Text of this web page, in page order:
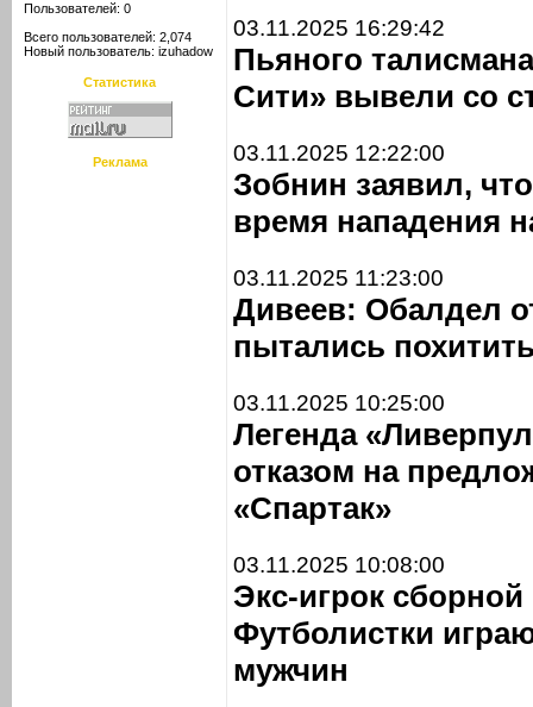
Пользователей: 0
Всего пользователей: 2,074
Новый пользователь: izuhadow
Статистика
Реклама
03.11.2025 16:29:42
Пьяного
Сити» вывели со
03.11.2025 12:22:00
Зобнин заявил,
время нападения
03.11.2025 11:23:00
Дивеев: Обалдел
пытались
03.11.2025 10:25:00
Легенда
отказом на
«Спартак»
03.11.2025 10:08:00
Экс-игрок
Футболистки
мужчин